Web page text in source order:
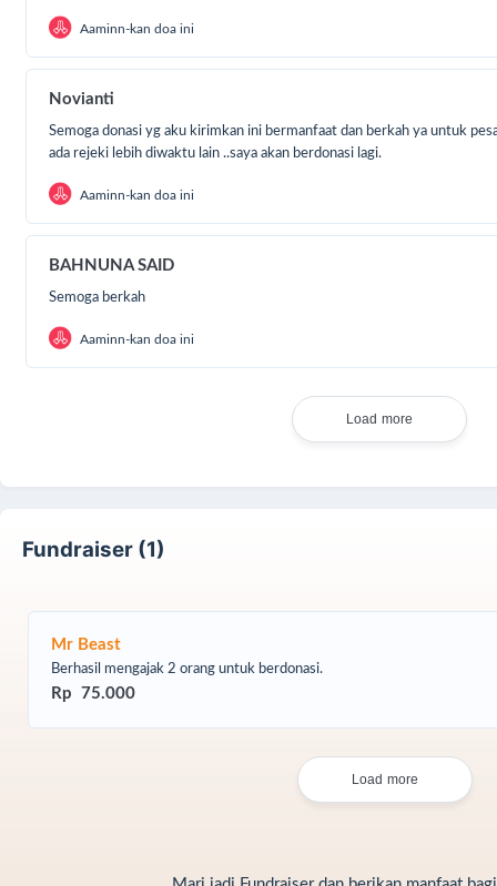
sumber air yang layak dengan mulai berinfaq Rp.10.000
BSI 717 7177 789 a.n Langkah Maju Peduli
Info dan Konfirmasi: 0822 9529 2411
Aaminn-kan doa ini
Novianti
Semoga donasi yg aku kirimkan ini bermanfaat dan berkah ya untuk
ada rejeki lebih diwaktu lain ..saya akan berdonasi lagi.
Aaminn-kan doa ini
BAHNUNA SAID
Semoga berkah
Aaminn-kan doa ini
Load more
Fundraiser (1)
Mr Beast
Berhasil mengajak 2 orang untuk berdonasi.
Rp 75.000
Load more